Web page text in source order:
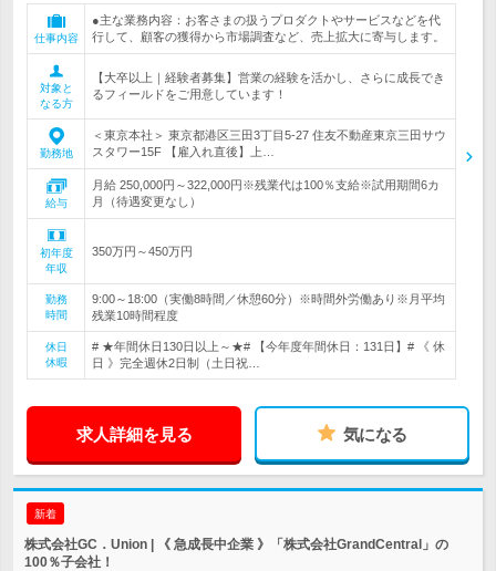
仕事内容
●主な業務内容：お客さまの扱うプロダクトやサービスなどを代
行して、顧客の獲得から市場調査など、売上拡大に寄与します。
対象と
なる方
【大卒以上｜経験者募集】営業の経験を活かし、さらに成長でき
るフィールドをご用意しています！
勤務地
＜東京本社＞ 東京都港区三田3丁目5-27 住友不動産東京三田サウ
スタワー15F 【雇入れ直後】上…
給与
月給 250,000円～322,000円※残業代は100％支給※試用期間6カ
月（待遇変更なし）
初年度
年収
350万円～450万円
勤務
時間
9:00～18:00（実働8時間／休憩60分）※時間外労働あり※月平均
残業10時間程度
休日
休暇
# ★年間休日130日以上～★# 【今年度年間休日：131日】# 《 休
日 》完全週休2日制（土日祝…
求人詳細を見る 気になる
新着
株式会社GC．Union | 《 急成長中企業 》「株式会社GrandCentral」の
100％子会社！